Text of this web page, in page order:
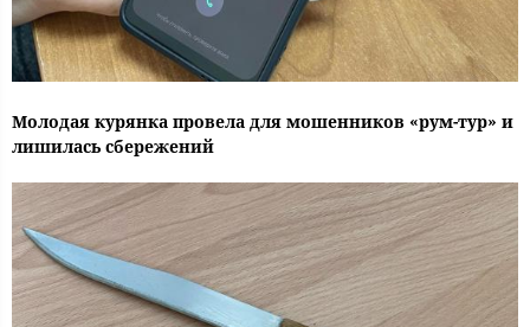
Молодая курянка провела для мошенников «рум-тур» и
лишилась сбережений